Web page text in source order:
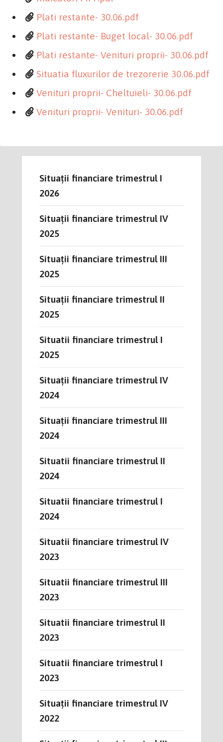
Plati restante- 30.06.pdf
Plati restante- Buget local- 30.06.pdf
Plati restante- Venituri proprii- 30.06.pdf
Situatia fluxurilor de trezorerie 30.06.pdf
Venituri proprii- Cheltuieli- 30.06.pdf
Venituri proprii- Venituri- 30.06.pdf
Situații financiare trimestrul I
2026
Situații financiare trimestrul IV
2025
Situații financiare trimestrul III
2025
Situații financiare trimestrul II
2025
Situatii financiare trimestrul I
2025
Situații financiare trimestrul IV
2024
Situații financiare trimestrul III
2024
Situatii financiare trimestrul II
2024
Situatii financiare trimestrul I
2024
Situatii financiare trimestrul IV
2023
Situatii financiare trimestrul III
2023
Situatii financiare trimestrul II
2023
Situatii financiare trimestrul I
2023
Situații financiare trimestrul IV
2022